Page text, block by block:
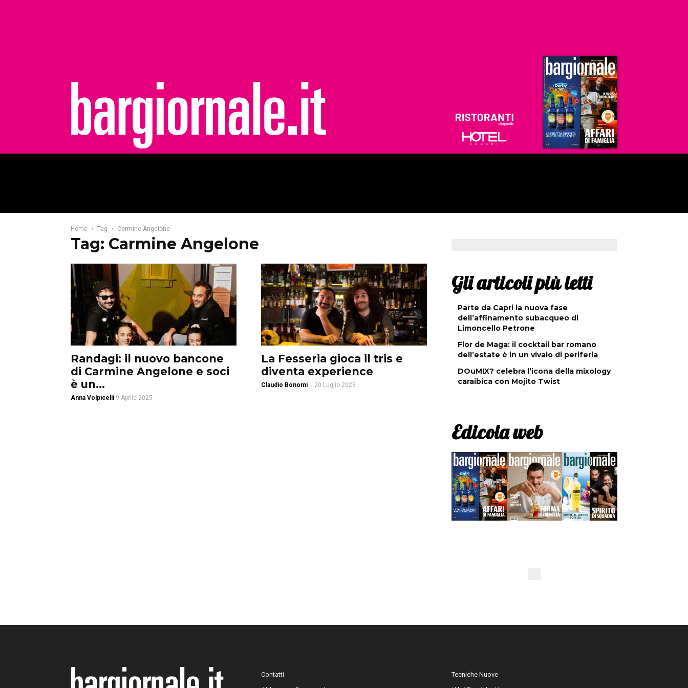
Ristoranti
Hoteldomani
Home Tag Carmine Angelone
Tag: Carmine Angelone
Randagi: il nuovo bancone
di Carmine Angelone e soci
è un...
Anna Volpicelli 9 Aprile 2025
La Fesseria gioca il tris e
diventa experience
Claudio Bonomi - 20 Luglio 2023
Gli articoli più letti
Parte da Capri la nuova fase
dell’affinamento subacqueo di
Limoncello Petrone
Flor de Maga: il cocktail bar romano
dell’estate è in un vivaio di periferia
DOuMIX? celebra l’icona della mixology
caraibica con Mojito Twist
Edicola web
Contatti
Tecniche Nuove